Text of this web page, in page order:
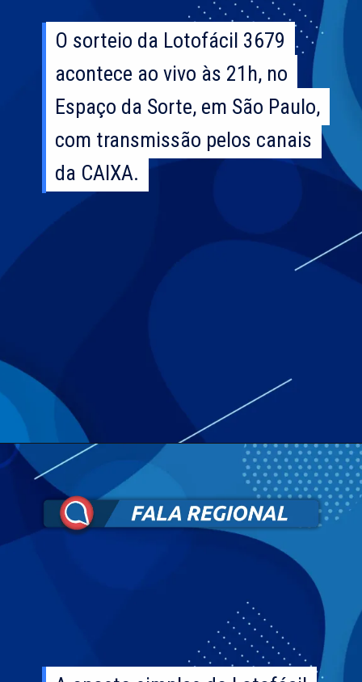
O sorteio da Lotofácil 3679
acontece ao vivo às 21h, no
Espaço da Sorte, em São Paulo,
com transmissão pelos canais
da CAIXA.
O sorteio da Lotofácil 3679
acontece ao vivo às 21h, no
Espaço da Sorte, em São Paulo,
com transmissão pelos canais
da CAIXA.